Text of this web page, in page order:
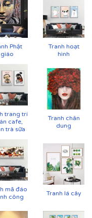
công nghệ in
Phật
giáo
Tranh hoạt
hình
trang trí
cafe,
trà sữa
Tranh chân
dung
mã đáo
công
Tranh lá cây